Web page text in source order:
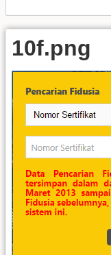
10f.png